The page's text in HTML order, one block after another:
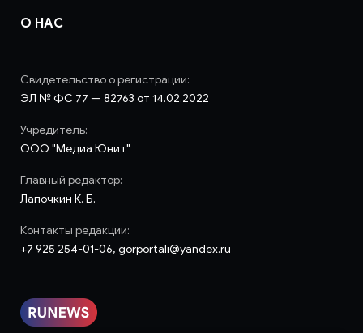
О НАС
Свидетельство о регистрации:
ЭЛ № ФС 77 — 82763 от 14.02.2022
Учредитель:
ООО "Медиа Юнит"
Главный редактор:
Лапочкин К. Б.
Контакты редакции:
+7 925 254-01-06, gorportali@yandex.ru